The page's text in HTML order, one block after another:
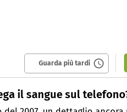
Guarda più tardi
il sangue sul